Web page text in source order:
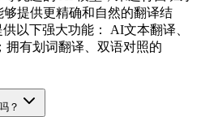
提供更精确和自然的翻译结
以下强大功能： AI文本翻译、
拥有划词翻译、双语对照的
？